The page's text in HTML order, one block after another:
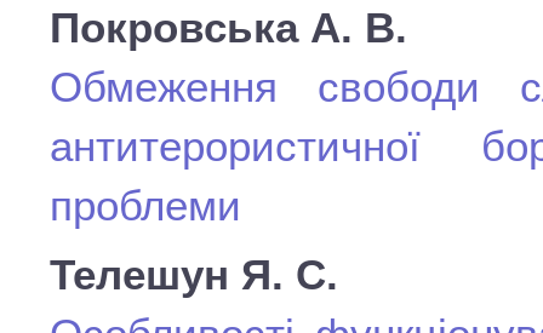
Покровська А. В.
Обмеження свободи
антитерористичної
проблеми
Телешун Я. С.